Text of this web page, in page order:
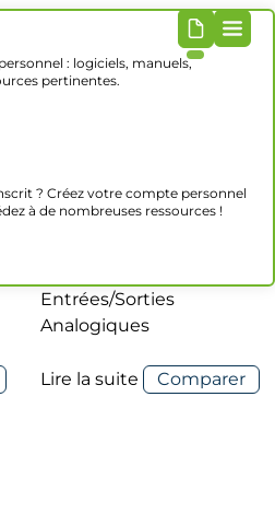
: logiciels, manuels,
pertinentes.
? Créez votre compte personnel
à de nombreuses ressources !
/ 100 x 70 x 35 mm
Entrées/Sorties
Analogiques
Lire la suite Comparer